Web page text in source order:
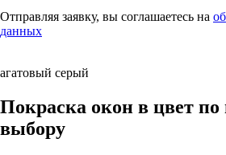
Отправляя заявку, вы соглашаетесь на
данных
агатовый серый
Покраска окон в цвет
выбору